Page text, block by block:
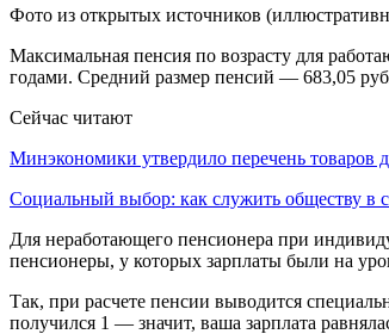
Фото из открытых источников
Максимальная пенсия по возрасту для
годами. Средний размер пенсий — 683,05
Сейчас читают
Минэкономики утвердило перечень товаров
Социальный выбор: как служить обществу в
Для неработающего пенсионера при
пенсионеры, у которых зарплаты были на
Так, при расчете пенсии выводится
получился 1 — значит, ваша зарплата